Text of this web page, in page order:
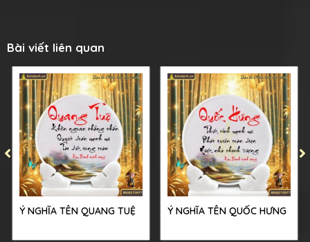
Bài viết liên quan
Ý NGHĨA TÊN QUANG TUỆ Ý NGHĨA TÊN QUỐC HƯNG